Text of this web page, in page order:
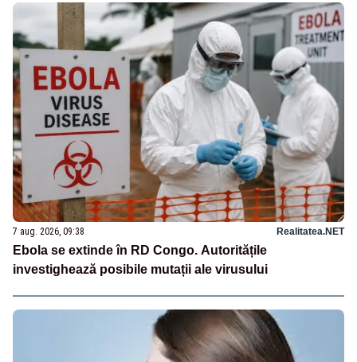
7 aug. 2026, 09:38 Realitatea.NET
Ebola se extinde în RD Congo. Autoritățile
investighează posibile mutații ale virusului